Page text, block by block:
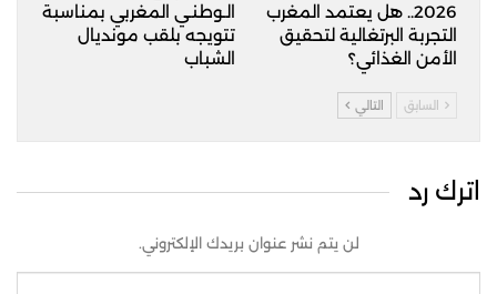
2026.. هل يعتمد المغرب
التجربة البرتغالية لتحقيق
الأمن الغذائي؟
الـوطنـي المغربي بمناسبة
تتويجه بلقب مونديال
الشباب
السابق التالي
اترك رد
لن يتم نشر عنوان بريدك الإلكتروني.